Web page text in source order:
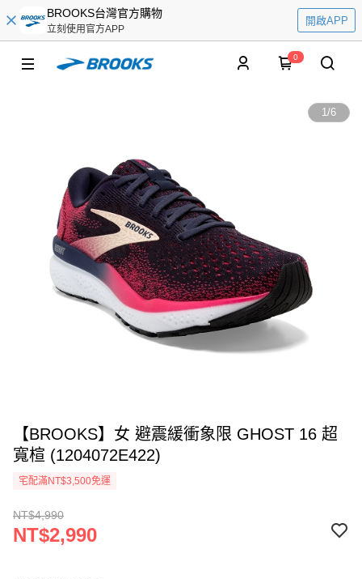
BROOKS台灣官方購物
立刻使用官方APP
開啟APP
0
1/6
【BROOKS】女 避震緩衝象限 GHOST 16 超
寬楦 (1204072E422)
宅配滿NT$3,500免運
NT$4,990
NT$2,990